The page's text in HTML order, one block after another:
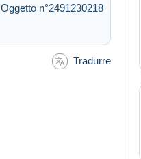
Oggetto n°2491230218
Tradurre